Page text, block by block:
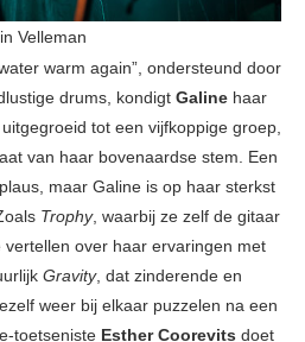
Velleman
warm again”, ondersteund door
drums, kondigt Galine haar
tot een vijfkoppige groep,
van haar bovenaardse stem. Een
maar Galine is op haar sterkst
Trophy, waarbij ze zelf de gitaar
over haar ervaringen met
Gravity, dat zinderende en
weer bij elkaar puzzelen na een
toetseniste Esther Coorevits doet